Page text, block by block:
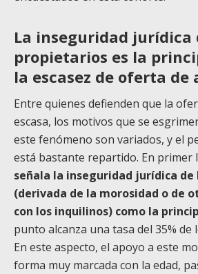
La inseguridad jurídica
propietarios es la
la escasez de oferta de
Entre quienes defienden que la
escasa, los motivos que se
este fenómeno son variados, y el
está bastante repartido. En primer
señala la inseguridad jurídica
(derivada de la morosidad o de
con los inquilinos) como la
punto alcanza una tasa del 35% de
En este aspecto, el apoyo a este
forma muy marcada con la edad,